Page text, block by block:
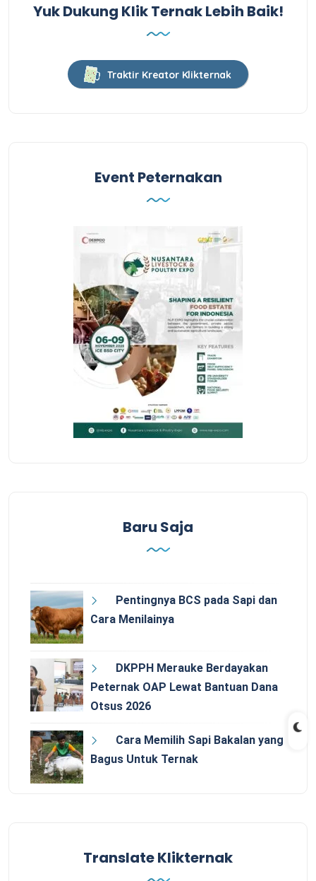
Yuk Dukung Klik Ternak Lebih Baik!
Traktir Kreator Klikternak
Event Peternakan
Baru Saja
Pentingnya BCS pada Sapi dan
Cara Menilainya
DKPPH Merauke Berdayakan
Peternak OAP Lewat Bantuan Dana
Otsus 2026
Cara Memilih Sapi Bakalan yang
Bagus Untuk Ternak
Translate Klikternak